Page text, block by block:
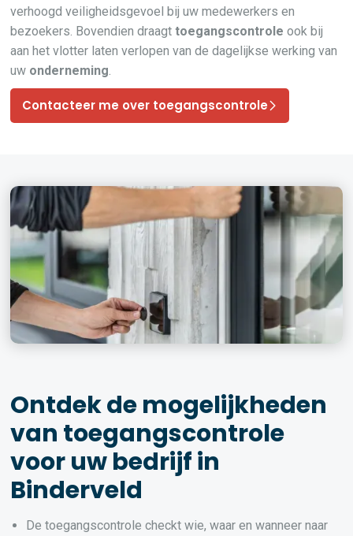
verhoogd veiligheidsgevoel bij uw medewerkers en
bezoekers. Bovendien draagttoegangscontrole ook bij
aan het vlotter laten verlopen van de dagelijkse werking van
uw onderneming.
Contacteer me over toegangscontrole
Ontdek de mogelijkheden
van toegangscontrole
voor uw bedrijf in
Binderveld
De toegangscontrole checkt wie, waar en wanneer naar